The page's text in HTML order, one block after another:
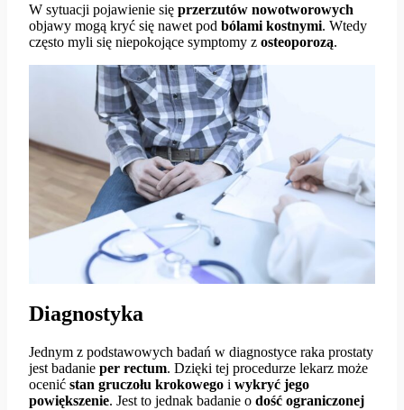
W sytuacji pojawienie się przerzutów nowotworowych
objawy mogą kryć się nawet pod bólami kostnymi. Wtedy
często myli się niepokojące symptomy z osteoporozą.
Diagnostyka
Jednym z podstawowych badań w diagnostyce raka prostaty
jest badanie per rectum. Dzięki tej procedurze lekarz może
ocenić stan gruczołu krokowego i wykryć jego
powiększenie. Jest to jednak badanie o dość ograniczonej